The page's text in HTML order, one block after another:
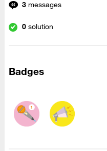
3 messages
0 solution
Badges